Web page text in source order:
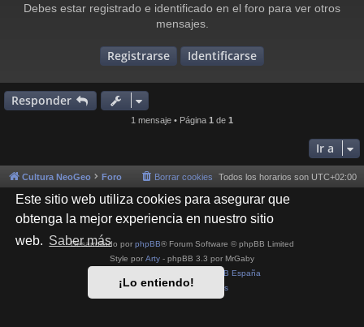
Este sitio web utiliza cookies para asegurar que
obtenga la mejor experiencia en nuestro sitio
web. Saber más
¡Lo entiendo!
Debes estar registrado e identificado en el foro para ver otros
mensajes.
Registrarse Identificarse
Responder
1 mensaje • Página 1 de 1
Ir a
Cultura NeoGeo Foro Todos los horarios son UTC+02:00
Borrar cookies
Desarrollado por phpBB® Forum Software © phpBB Limited
Style por Arty - phpBB 3.3 por MrGaby
phpBB España
Privacidad|Condiciones